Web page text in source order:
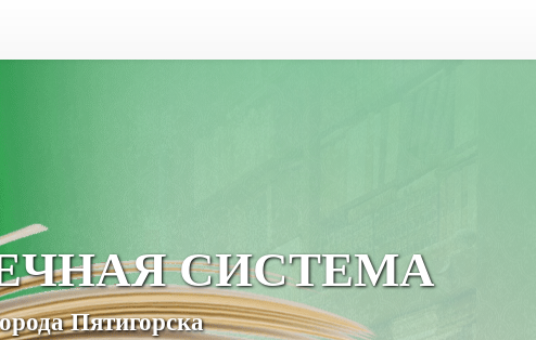
СИСТЕМА
Пятигорска